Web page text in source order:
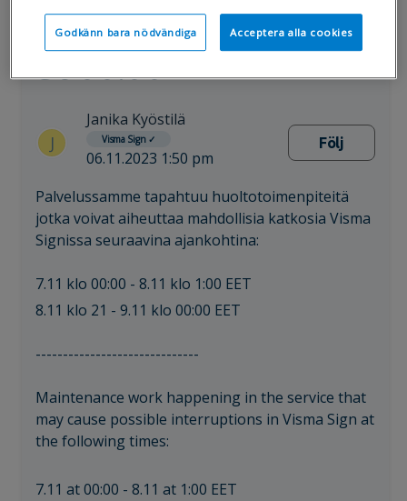
and 8.11 at 21 - 9.11
at 00:00 EET
J
Janika Kyöstilä
Visma Sign ✓
06.11.2023 1:50 pm
Följ
Palvelussamme tapahtuu huoltotoimenpiteitä
jotka voivat aiheuttaa mahdollisia katkosia Visma
Signissa seuraavina ajankohtina:
7.11 klo 00:00 - 8.11 klo 1:00 EET
8.11 klo 21 - 9.11 klo 00:00 EET
------------------------------
Maintenance work happening in the service that
may cause possible interruptions in Visma Sign at
the following times:
7.11 at 00:00 - 8.11 at 1:00 EET
Godkänn bara nödvändiga Acceptera alla cookies